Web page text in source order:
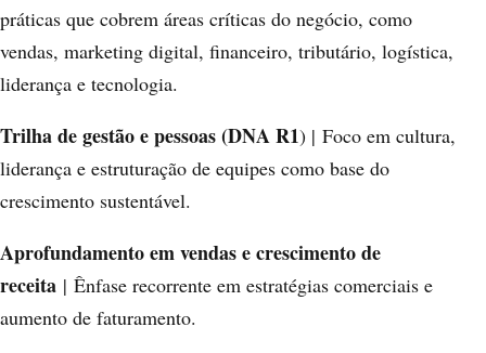
práticas que cobrem áreas críticas do negócio, como
vendas, marketing digital, financeiro, tributário, logística,
liderança e tecnologia.
Trilha de gestão e pessoas (DNA R1) | Foco em cultura,
liderança e estruturação de equipes como base do
crescimento sustentável.
Aprofundamento em vendas e crescimento de
receita | Ênfase recorrente em estratégias comerciais e
aumento de faturamento.